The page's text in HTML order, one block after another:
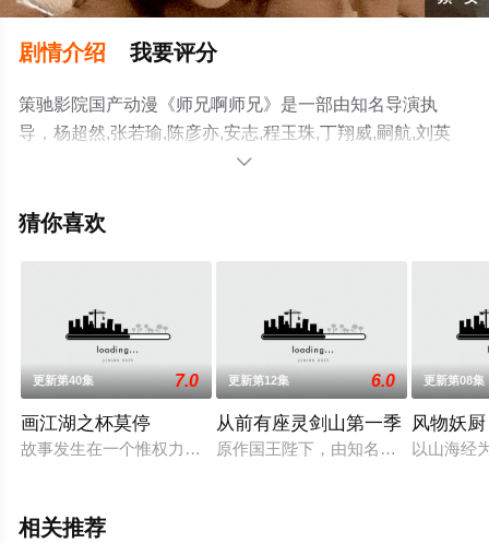
剧情介绍 我要评分
策驰影院国产动漫《师兄啊师兄》是一部由知名导演执
导，杨超然,张若瑜,陈彦亦,安志,程玉珠,丁翔威,嗣航,刘英
杰,王冰甜,姚铭舜,宋国庆,苗洋,张坤,桑毓泽等演员精彩演绎
上策驰电影网，更多相关信息可移步至豆瓣动漫、电视猫

猜你喜欢
更新第40集 7.0
画江湖之杯莫停
故事发生在一个惟权力与力量至上的江湖中，讲述了多年前，
更新第12集 6.0
从前有座灵剑山第一季
原作国王陛下，由知名漫画家猪画和
更新第08集
风物妖厨
以山海经
相关推荐